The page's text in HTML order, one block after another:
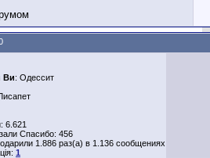
Ви: Одессит
6.621
Спасибо: 456
1.886 раз(а) в 1.136 сообщениях
1